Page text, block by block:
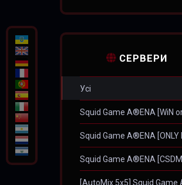
СЕРВЕРИ
Усі
Squid Game A®ENA [CSDM]